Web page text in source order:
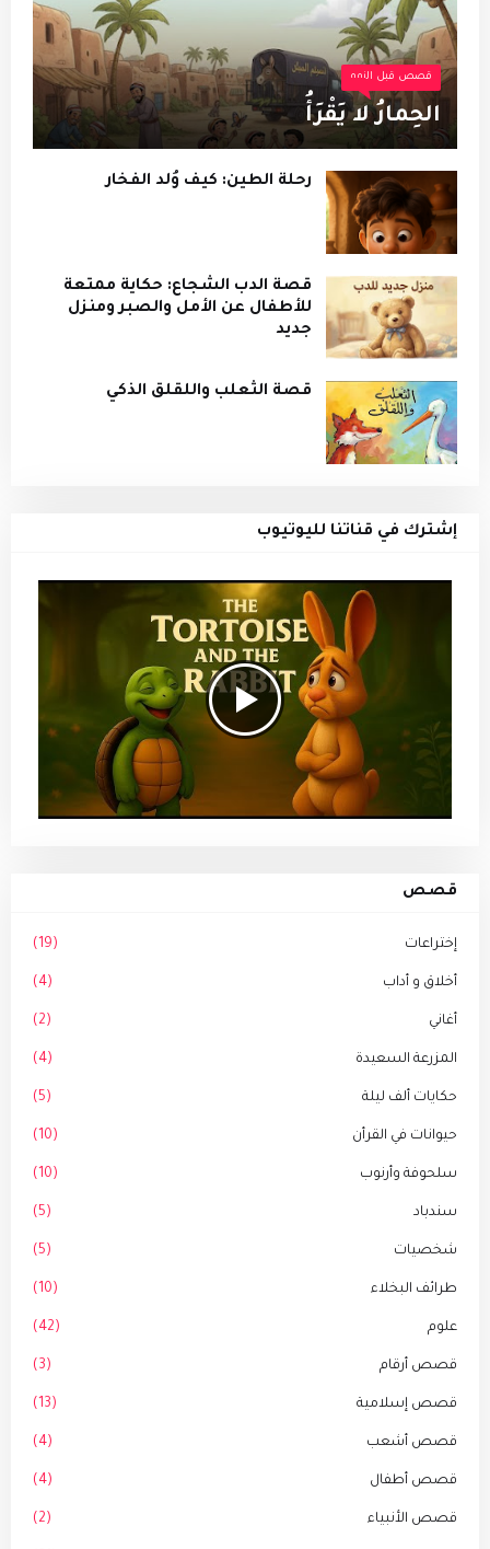
قصص قبل النوم
الحِمارُ لا يَقْرَأُ
رحلة الطين: كيف وُلد الفخار
قصة الدب الشجاع: حكاية ممتعة
للأطفال عن الأمل والصبر ومنزل
جديد
قصة الثعلب واللقلق الذكي
إشترك في قناتنا لليوتيوب
قصص
إختراعات (19)
أخلاق و أداب (4)
أغاني (2)
المزرعة السعيدة (4)
حكايات ألف ليلة (5)
حيوانات في القرأن (10)
سلحوفة وأرنوب (10)
سندباد (5)
شخصيات (5)
طرائف البخلاء (10)
علوم (42)
قصص أرقام (3)
قصص إسلامية (13)
قصص أشعب (4)
قصص أطفال (4)
قصص الأنبياء (2)